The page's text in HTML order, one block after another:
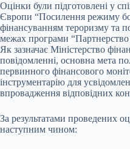
Оцінки були підготовлені у
Європи “Посилення режиму
фінансуванням тероризму та
межах програми
Як зазначає Міністерство
повідомленні, основна мета
первинного фінансового
інструментарію для
впровадження відповідних
За результатами проведених
наступним чином: